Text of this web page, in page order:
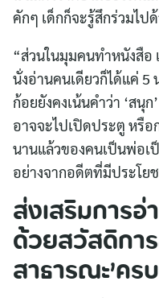
คักๆ เด็กก็จะรู้สึกร่วมไป
“ส่วนในมุมคนทำหนังสือ
นั่งอ่านคนเดียวก็ได้แค่ 5
ก้อยยังคงเน้นคำว่า ‘สนุ
อาจจะไปเปิดประตู หรือ
นานแล้วของคนเป็นพ่อเ
อย่างจากอดีตที่มีประโย
ส่งเสริมการ
ด้วยสวัสดิกา
สาธารณะ’คร